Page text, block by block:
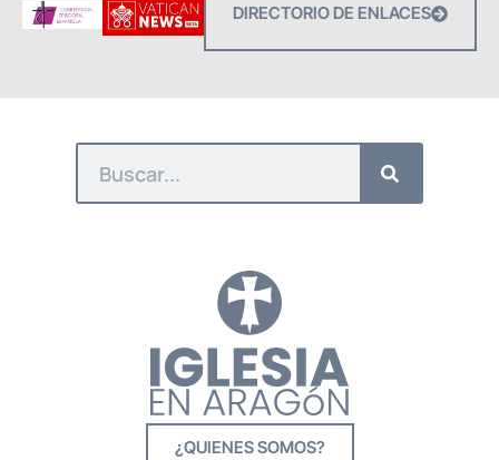
DIRECTORIO DE ENLACES
¿QUIENES SOMOS?